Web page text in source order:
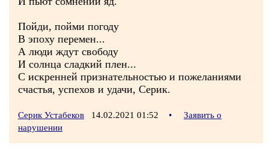
Пойди, пойми погоду
В эпоху перемен...
А люди ждут свободу
И солнца сладкий плен...
С искренней признательностью и пожеланиями
счастья, успехов и удачи, Серик.
Серик Устабеков 14.02.2021 01:52 •
Заявить о
нарушении